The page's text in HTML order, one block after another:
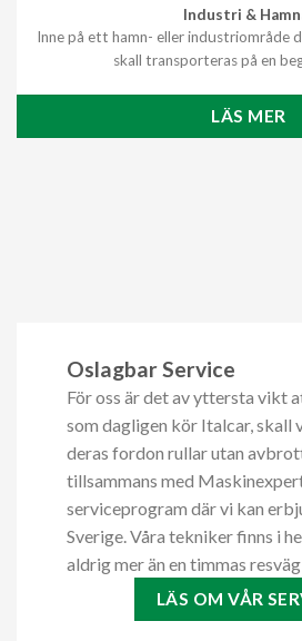
Industri &
Inne på ett hamn- eller industriområde
skall transporteras på en
LÄS MER
Oslagbar Service
För oss är det av yttersta vikt
som dagligen kör Italcar, skall
deras fordon rullar utan
tillsammans med
serviceprogram där vi kan
Sverige. Våra tekniker finns i
aldrig mer än en timmas
LÄS OM VÅR